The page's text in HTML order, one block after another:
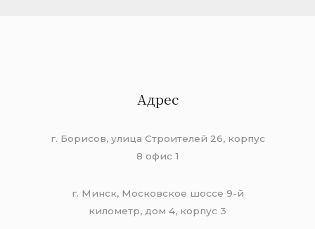
Адрес
г. Борисов, улица Строителей 26, корпус
8 офис 1
г. Минск, Московское шоссе 9-й
километр, дом 4, корпус 3